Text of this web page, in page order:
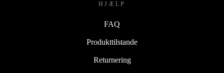
HJÆLP
FAQ
Produkttilstande
Returnering